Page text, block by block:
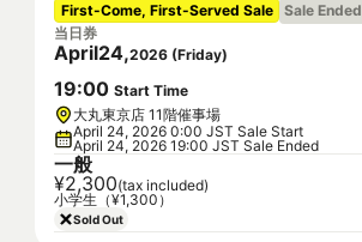
First-Come, First-Served Sale Sale Ended
当日券
April24,2026 (Friday)
19:00 Start Time
大丸東京店 11階催事場
April 24, 2026 0:00 JST Sale Start
April 24, 2026 19:00 JST Sale Ended
一般
¥2,300(tax included)
小学生（¥1,300）
Sold Out